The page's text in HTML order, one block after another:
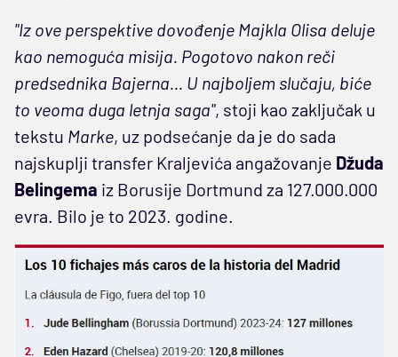
"Iz ove perspektive dovođenje Majkla Olisa deluje
kao nemoguća misija. Pogotovo nakon reči
predsednika Bajerna... U najboljem slučaju, biće
to veoma duga letnja saga", stoji kao zaključak u
tekstu Marke, uz podsećanje da je do sada
najskuplji transfer Kraljevića angažovanje Džuda
Belingema iz Borusije Dortmund za 127.000.000
evra. Bilo je to 2023. godine.